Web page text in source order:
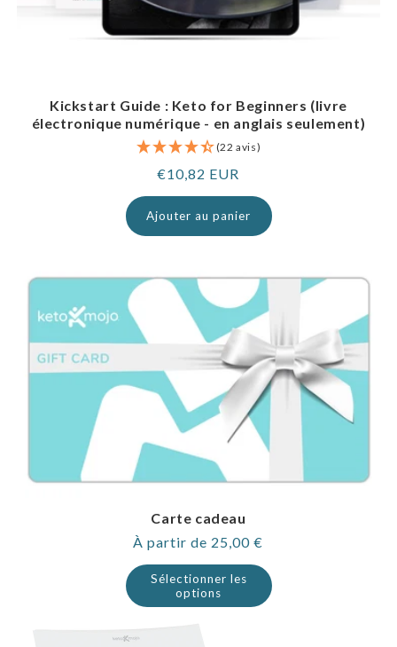
Kickstart Guide : Keto for Beginners (livre
électronique numérique - en anglais seulement)
(22 avis)
Prix
normal
€10,82 EUR
Ajouter au panier
Carte cadeau
Prix
normal
À partir de 25,00 €
Sélectionner les
options